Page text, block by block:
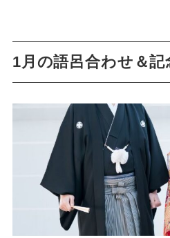
1月の語呂合わせ＆記